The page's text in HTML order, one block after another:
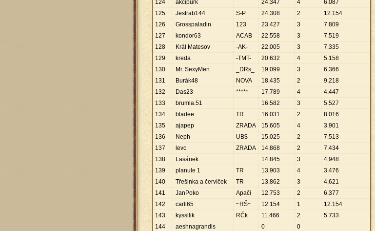
124
akcipurk 24.347 4 6.087
125
Jestrab144 S-P 24.308 2 12.154
126
Grosspaladin 123 23.427 3 7.809
127
kondor63 ACAB 22.558 3 7.519
128
Král Matesov -AK- 22.005 3 7.335
129
kreda -TMT- 20.632 4 5.158
130
Mr. SexyMen _DRs_ 19.099 3 6.366
131
Burák48 NOVA 18.435 2 9.218
132
Das23 ***** 17.789 4 4.447
133
brumla.51 16.582 3 5.527
134
bladee TR 16.031 2 8.016
135
ajapep ZRADA 15.605 4 3.901
136
Neph UB$ 15.025 2 7.513
137
levc ZRADA 14.868 2 7.434
138
Lasánek 14.845 3 4.948
139
planule 1 TR 13.903 4 3.476
140
Třešinka a červíček TR 13.862 3 4.621
141
JanPoko Apači 12.753 2 6.377
142
carli65 ~RŠ~ 12.154 1 12.154
143
kyssllik RČk 11.466 2 5.733
144
aeshnagrandis 0 0